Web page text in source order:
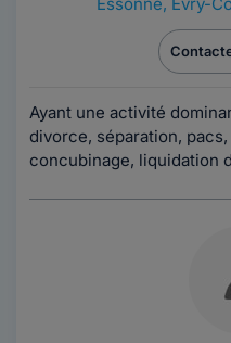
Ayant une activité
divorce, séparation,
concubinage, liquidation